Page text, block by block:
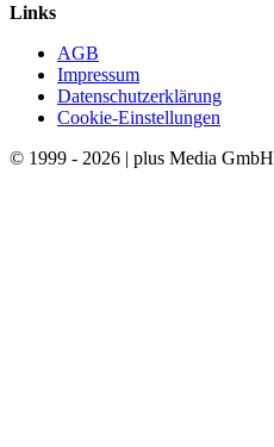
Links
AGB
Impressum
Datenschutzerklärung
Cookie-Einstellungen
© 1999 - 2026 | plus Media GmbH